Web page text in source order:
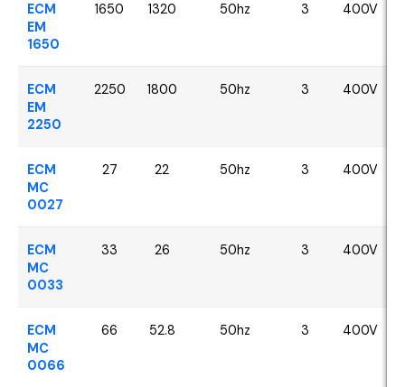
ECM
EM
1650
1650 1320 50hz 3 400V
ECM
EM
2250
2250 1800 50hz 3 400V
ECM
MC
0027
27 22 50hz 3 400V
ECM
MC
0033
33 26 50hz 3 400V
ECM
MC
0066
66 52.8 50hz 3 400V